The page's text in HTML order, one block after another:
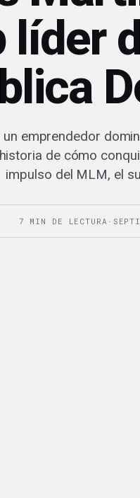
líder
emprendedor
de cómo
impulso del MLM, el
7 MIN DE LECTURA ·